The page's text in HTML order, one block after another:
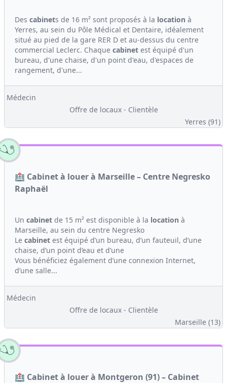
Des cabinets de 16 m² sont proposés à la location à
Yerres, au sein du Pôle Médical et Dentaire, idéalement
situé au pied de la gare RER D et au-dessus du centre
commercial Leclerc. Chaque cabinet est équipé d'un
bureau, d'une chaise, d'un point d'eau, d'espaces de
rangement, d'une...
Médecin
Offre de locaux - Clientèle
Yerres (91)
🏥 Cabinet à louer à Marseille – Centre Negresko
Raphaël
Un cabinet de 15 m² est disponible à la location à
Marseille, au sein du centre Negresko
Le cabinet est équipé d’un bureau, d’un fauteuil, d’une
chaise, d’un point d’eau et d’une
Vous bénéficiez également d’une connexion Internet,
d’une salle...
Médecin
Offre de locaux - Clientèle
Marseille (13)
🏥 Cabinet à louer à Montgeron (91) – Cabinet